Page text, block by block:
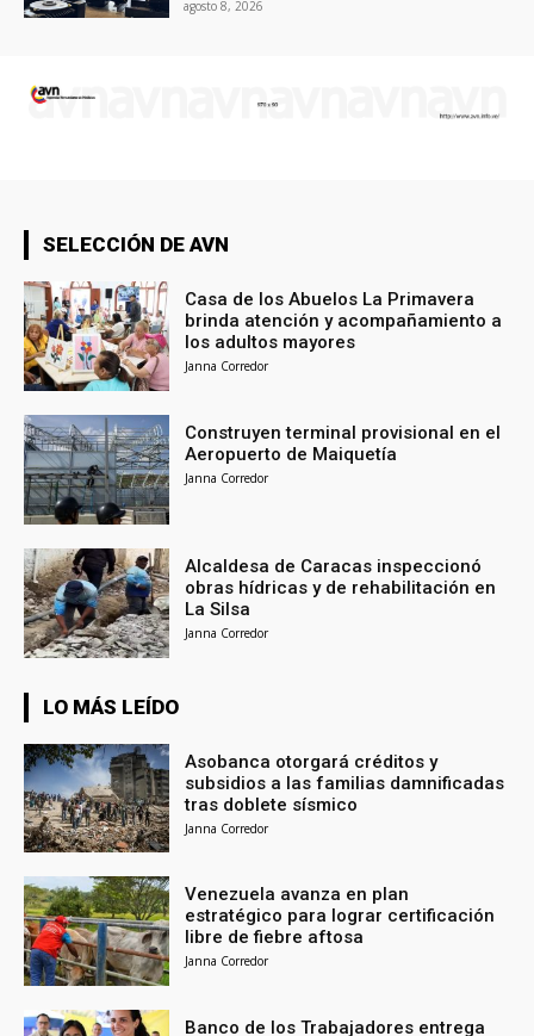
agosto 8, 2026
SELECCIÓN DE AVN
Casa de los Abuelos La Primavera
brinda atención y acompañamiento a
los adultos mayores
Janna Corredor
Construyen terminal provisional en el
Aeropuerto de Maiquetía
Janna Corredor
Alcaldesa de Caracas inspeccionó
obras hídricas y de rehabilitación en
La Silsa
Janna Corredor
LO MÁS LEÍDO
Asobanca otorgará créditos y
subsidios a las familias damnificadas
tras doblete sísmico
Janna Corredor
Venezuela avanza en plan
estratégico para lograr certificación
libre de fiebre aftosa
Janna Corredor
Banco de los Trabajadores entrega